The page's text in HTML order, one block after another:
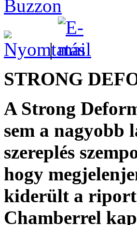
|
STRONG
A Strong
sem a nagyobb
szereplés
hogy
kiderült a riport
Chamberrel